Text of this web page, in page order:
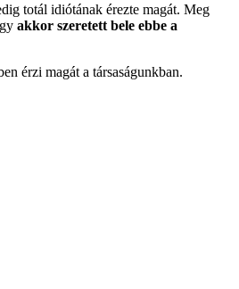
totál idiótának érezte magát. Meg
akkor szeretett bele ebbe a
érzi magát a társaságunkban.